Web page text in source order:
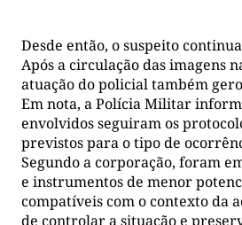
Desde então, o suspeito
Após a circulação das imagens
atuação do policial também
Em nota, a Polícia Militar
envolvidos seguiram os
previstos para o tipo de
Segundo a corporação, foram
e instrumentos de menor
compatíveis com o contexto da
de controlar a situação e